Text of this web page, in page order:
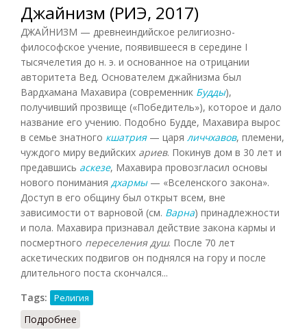
Джайнизм (РИЭ, 2017)
ДЖАЙНИЗМ — древнеиндийское религиозно-
философское учение, появившееся в середине I
тысячелетия до н. э. и основанное на отрицании
авторитета Вед. Основателем джайнизма был
Вардхамана Махавира (современник Будды),
получивший прозвище («Победитель»), которое и дало
название его учению. Подобно Будде, Махавира вырос
в семье знатного кшатрия— царя личчхавов, племени,
чуждого миру ведийских ариев. Покинув дом в 30 лет и
предавшись аскезе, Махавира провозгласил основы
нового понимания дхармы— «Вселенского закона».
Доступ в его общину был открыт всем, вне
зависимости от варновой (см. Варна) принадлежности
и пола. Махавира признавал действие закона кармы и
посмертного переселения душ. После 70 лет
аскетических подвигов он поднялся на гору и после
длительного поста скончался...
Tags:
Религия
Подробнее